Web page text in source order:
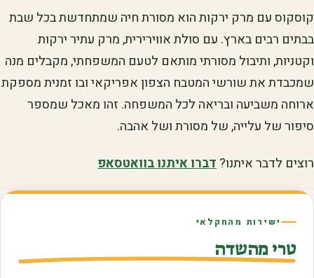
קוסקוס עם מרק ירקות הוא מסורת חיה שמתחדשת בכל שבת
בבתים רבים בארץ. עם סולת אווירירית, מרק עתיר ירקות
וקטניות, ותיבול מסורתי מותאם לטעם המשפחתי, מקבלים מנה
שמכבדת את שורשי המטבח הצפון אפריקאי ובו זמנית מספקת
ארוחה משביעה ובריאה לכל המשפחה. זהו מאכל שמספר
סיפור של עלייה, של מסורת ושל אהבה.
רוצים לדבר איתנו?דברו איתנו בוואטסאפ
ישירות מהחקלאי
טרי מהשדה